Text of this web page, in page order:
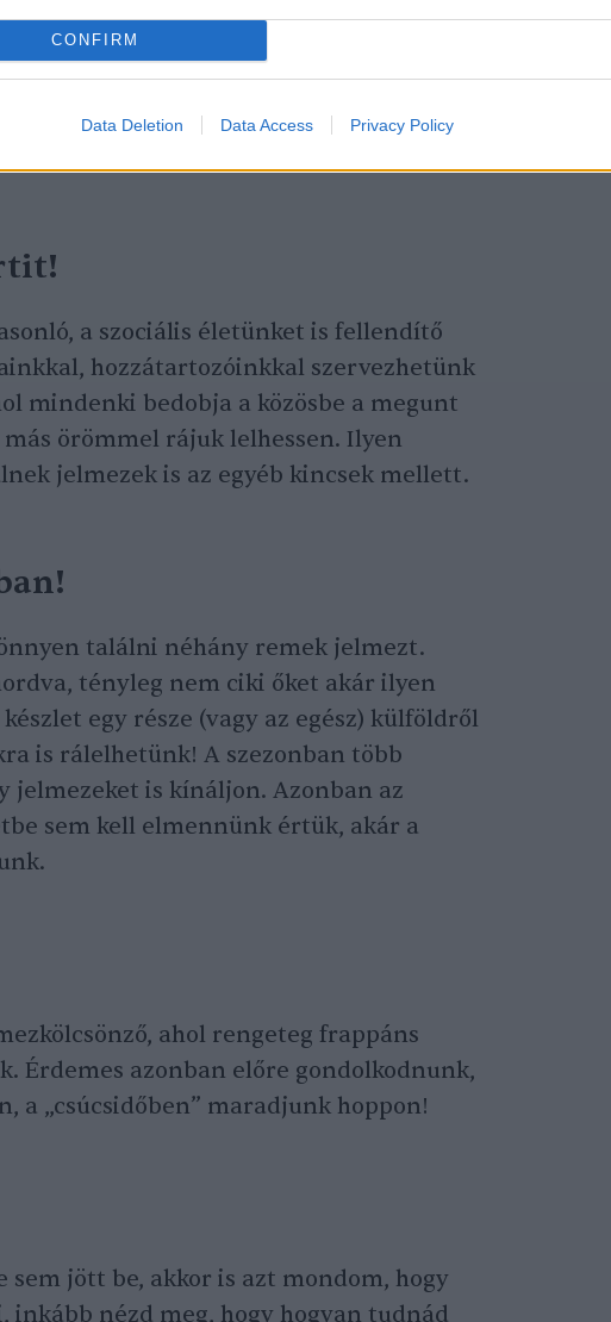
CONFIRM
Data Deletion Data Access Privacy Policy
gyerek- és felnőttjelmezeket, de
patinás, 12 éve működő facebookos
” közösség sajnos zárt csoport, de belépés
ötletei között szemezgethetünk. Tehát
lehetőség a neten.
a szociális életünket is fellendítő
hozzátartozóinkkal szervezhetünk
mindenki bedobja a közösbe a megunt
örömmel rájuk lelhessen. Ilyen
jelmezek is az egyéb kincsek mellett.
találni néhány remek jelmezt.
tényleg nem ciki őket akár ilyen
egy része (vagy az egész) külföldről
is rálelhetünk! A szezonban több
jelmezeket is kínáljon. Azonban az
sem kell elmennünk értük, akár a
ahol rengeteg frappáns
Érdemes azonban előre gondolkodnunk,
a „csúcsidőben” maradjunk hoppon!
jött be, akkor is azt mondom, hogy
nézd meg, hogy hogyan tudnád